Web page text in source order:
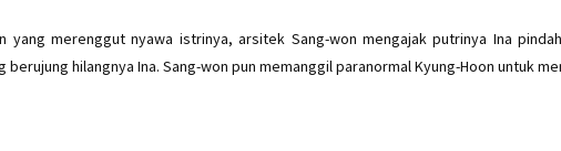
yang merenggut nyawa istrinya, arsitek Sang-won mengajak putrinya Ina
berujung hilangnya Ina. Sang-won pun memanggil paranormal Kyung-Hoon untuk